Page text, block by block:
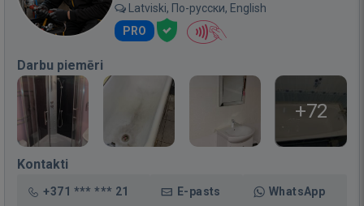
Latviski, По-русски, English
PRO
Darbu piemēri
+72
Kontakti
+371 *** *** 21 E-pasts WhatsApp